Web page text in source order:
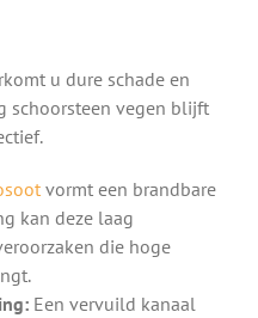
u dure schade en
schoorsteen vegen blijft
vormt een brandbare
kan deze laag
die hoge
Een vervuild kanaal